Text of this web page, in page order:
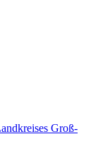
Groß-